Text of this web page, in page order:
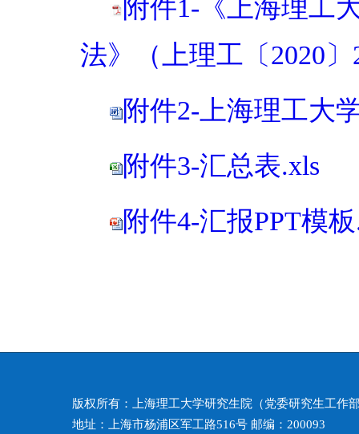
附件1-《上海理工
法》（上理工〔2020〕
附件2-上海理工大
附件3-汇总表.xls
附件4-汇报PPT模
版权所有：上海理工大学研究生院（党委研究生工作
地址：上海市杨浦区军工路516号 邮编：200093